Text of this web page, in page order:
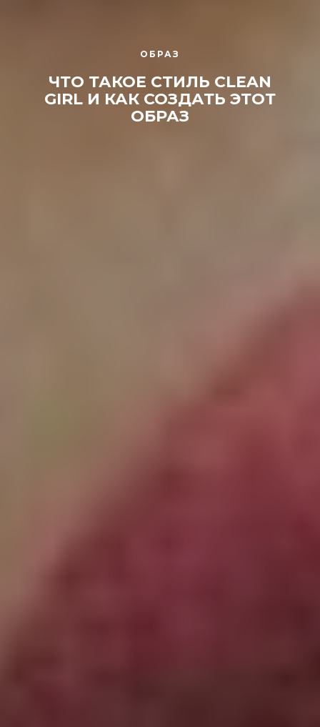
ОБРАЗ
ЧТО ТАКОЕ СТИЛЬ CLEAN
GIRL И КАК СОЗДАТЬ ЭТОТ
ОБРАЗ